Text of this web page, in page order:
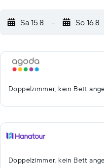
Sa 15.8. - So 16.8.
Doppelzimmer, kein Bett
Doppelzimmer, kein Bett